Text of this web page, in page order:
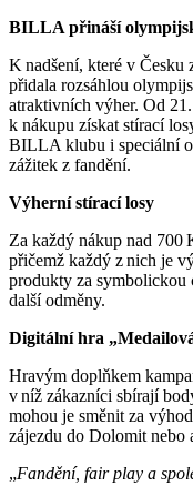
BILLA přináší
K nadšení, které v
přidala rozsáhlou
atraktivních výher. Od
k nákupu získat stírací
BILLA klubu i speciální
zážitek z fandění.
Výherní stírací losy
Za každý nákup nad
přičemž každý z nich je
produkty za symbolickou
další odměny.
Digitální hra
Hravým doplňkem
v níž zákazníci sbírají
mohou je směnit za
zájezdu do Dolomit nebo
„Fandění, fair play a